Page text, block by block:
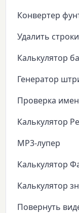
Конвертер
Удалить
Калькулятор
Генератор
Проверка
Калькулятор
MP3-лупер
Калькулятор
Калькулятор
Повернуть